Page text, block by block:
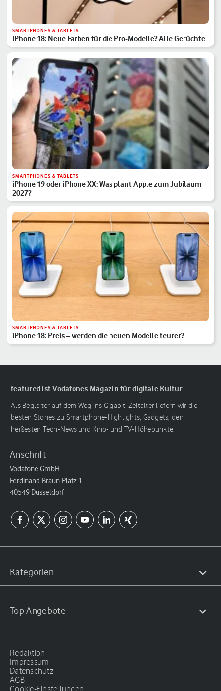
SMARTPHONES & TABLETS
iPhone 18: Neue Farben für die Pro-Modelle? Alle Gerüchte
SMARTPHONES & TABLETS
iPhone 19 oder iPhone XX: Was plant Apple zum Jubiläum
2027?
SMARTPHONES & TABLETS
iPhone 18: Preis – werden die neuen Modelle teurer?
featured ist Vodafones Magazin für digitale Kultur
Als Begleiter auf dem Weg ins Gigabit-Zeitalter liefern wir die
besten Stories zu Smartphone-Highlights, Gadgets, den
heißesten Tech-News und Kino- und TV-Höhepunkte.
Anschrift
Vodafone GmbH
Ferdinand-Braun-Platz 1
40549 Düsseldorf
Kategorien
Top Angebote
Redaktion
Impressum
Datenschutz
AGB
Cookie-Einstellungen